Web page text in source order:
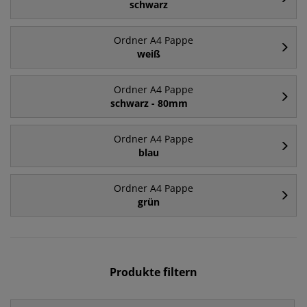
schwarz
Ordner A4 Pappe
weiß
Ordner A4 Pappe
schwarz - 80mm
Ordner A4 Pappe
blau
Ordner A4 Pappe
grün
Produkte filtern